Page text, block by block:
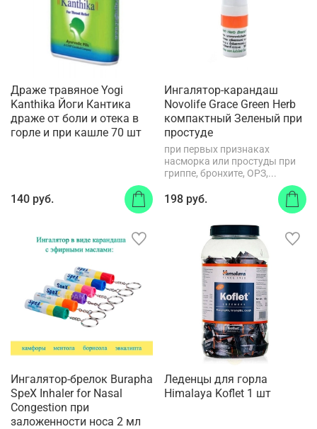
Драже травяное Yogi
Kanthika Йоги Кантика
драже от боли и отека в
горле и при кашле 70 шт
140 руб.
Ингалятор-карандаш
Novolife Grace Green Herb
компактный Зеленый при
простуде
при первых признаках
насморка или простуды при
гриппе, бронхите, ОРЗ,...
198 руб.
Ингалятор-брелок Burapha
SpeX Inhaler for Nasal
Congestion при
заложенности носа 2 мл
Леденцы для горла
Himalaya Koflet 1 шт